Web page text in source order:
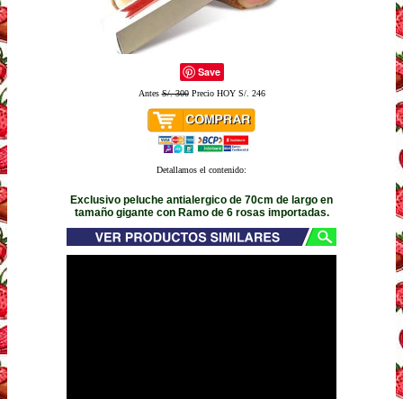
Save
AntesS/. 300Precio HOY S/. 246
Detallamos el contenido:
Exclusivo peluche antialergico de 70cm de largo en
tamaño gigante con Ramo de 6 rosas importadas.